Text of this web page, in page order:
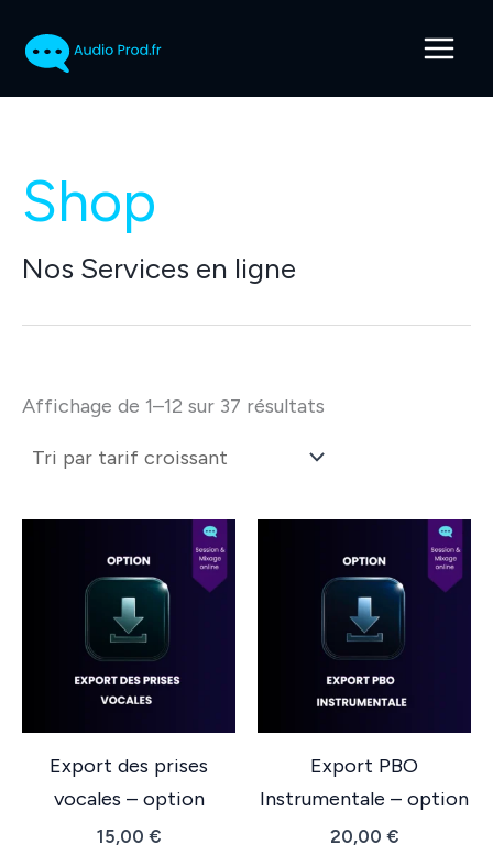
Shop
Nos Services en ligne
Affichage de 1–12 sur 37 résultats
Export des prises
vocales – option
15,00 €
Export PBO
Instrumentale – option
20,00 €